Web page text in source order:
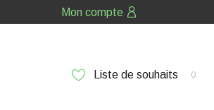
Mon compte
Liste de souhaits 0